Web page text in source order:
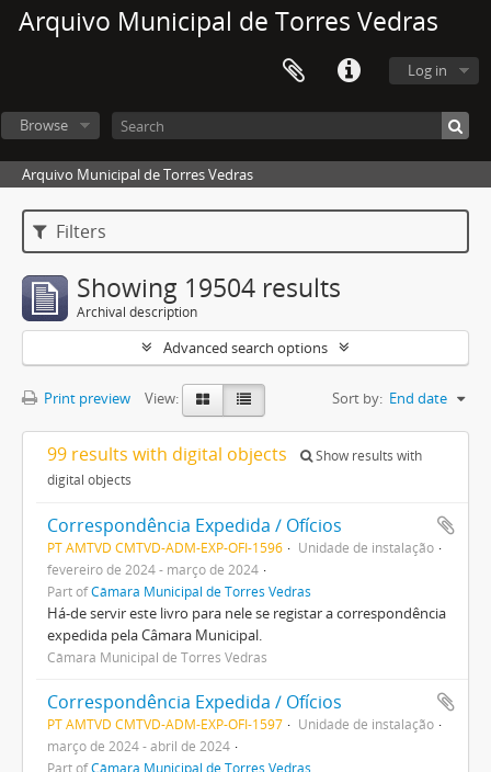
Arquivo Municipal de Torres Vedras
Log in
Browse
Arquivo Municipal de Torres Vedras
Filters
Showing 19504 results
Archival description
Advanced search options
Print preview View: Sort by: End date
99 results with digital objects
Show results with
digital objects
Correspondência Expedida / Ofícios
PT AMTVD CMTVD-ADM-EXP-OFI-1596
Unidade de instalação
fevereiro de 2024 - março de 2024
Part ofCâmara Municipal de Torres Vedras
Há-de servir este livro para nele se registar a correspondência
expedida pela Câmara Municipal.
Câmara Municipal de Torres Vedras
Correspondência Expedida / Ofícios
PT AMTVD CMTVD-ADM-EXP-OFI-1597
Unidade de instalação
março de 2024 - abril de 2024
Part ofCâmara Municipal de Torres Vedras